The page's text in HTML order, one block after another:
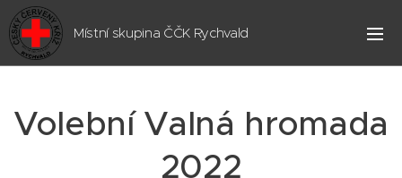
Místní skupina ČČK Rychvald
Volební Valná hromada
2022